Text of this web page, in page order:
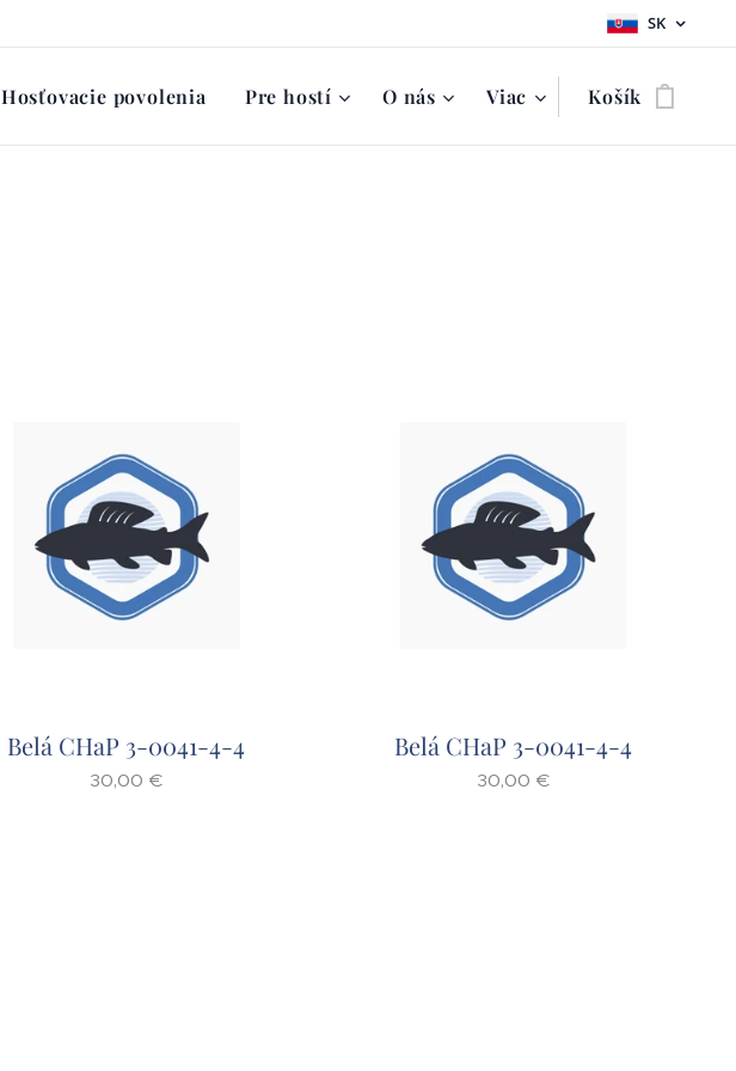
SK
Hosťovacie povolenia Pre hostí O nás Viac Košík
Belá CHaP 3-0041-4-4
30,00 €
Belá CHaP 3-0041-4-4
30,00 €